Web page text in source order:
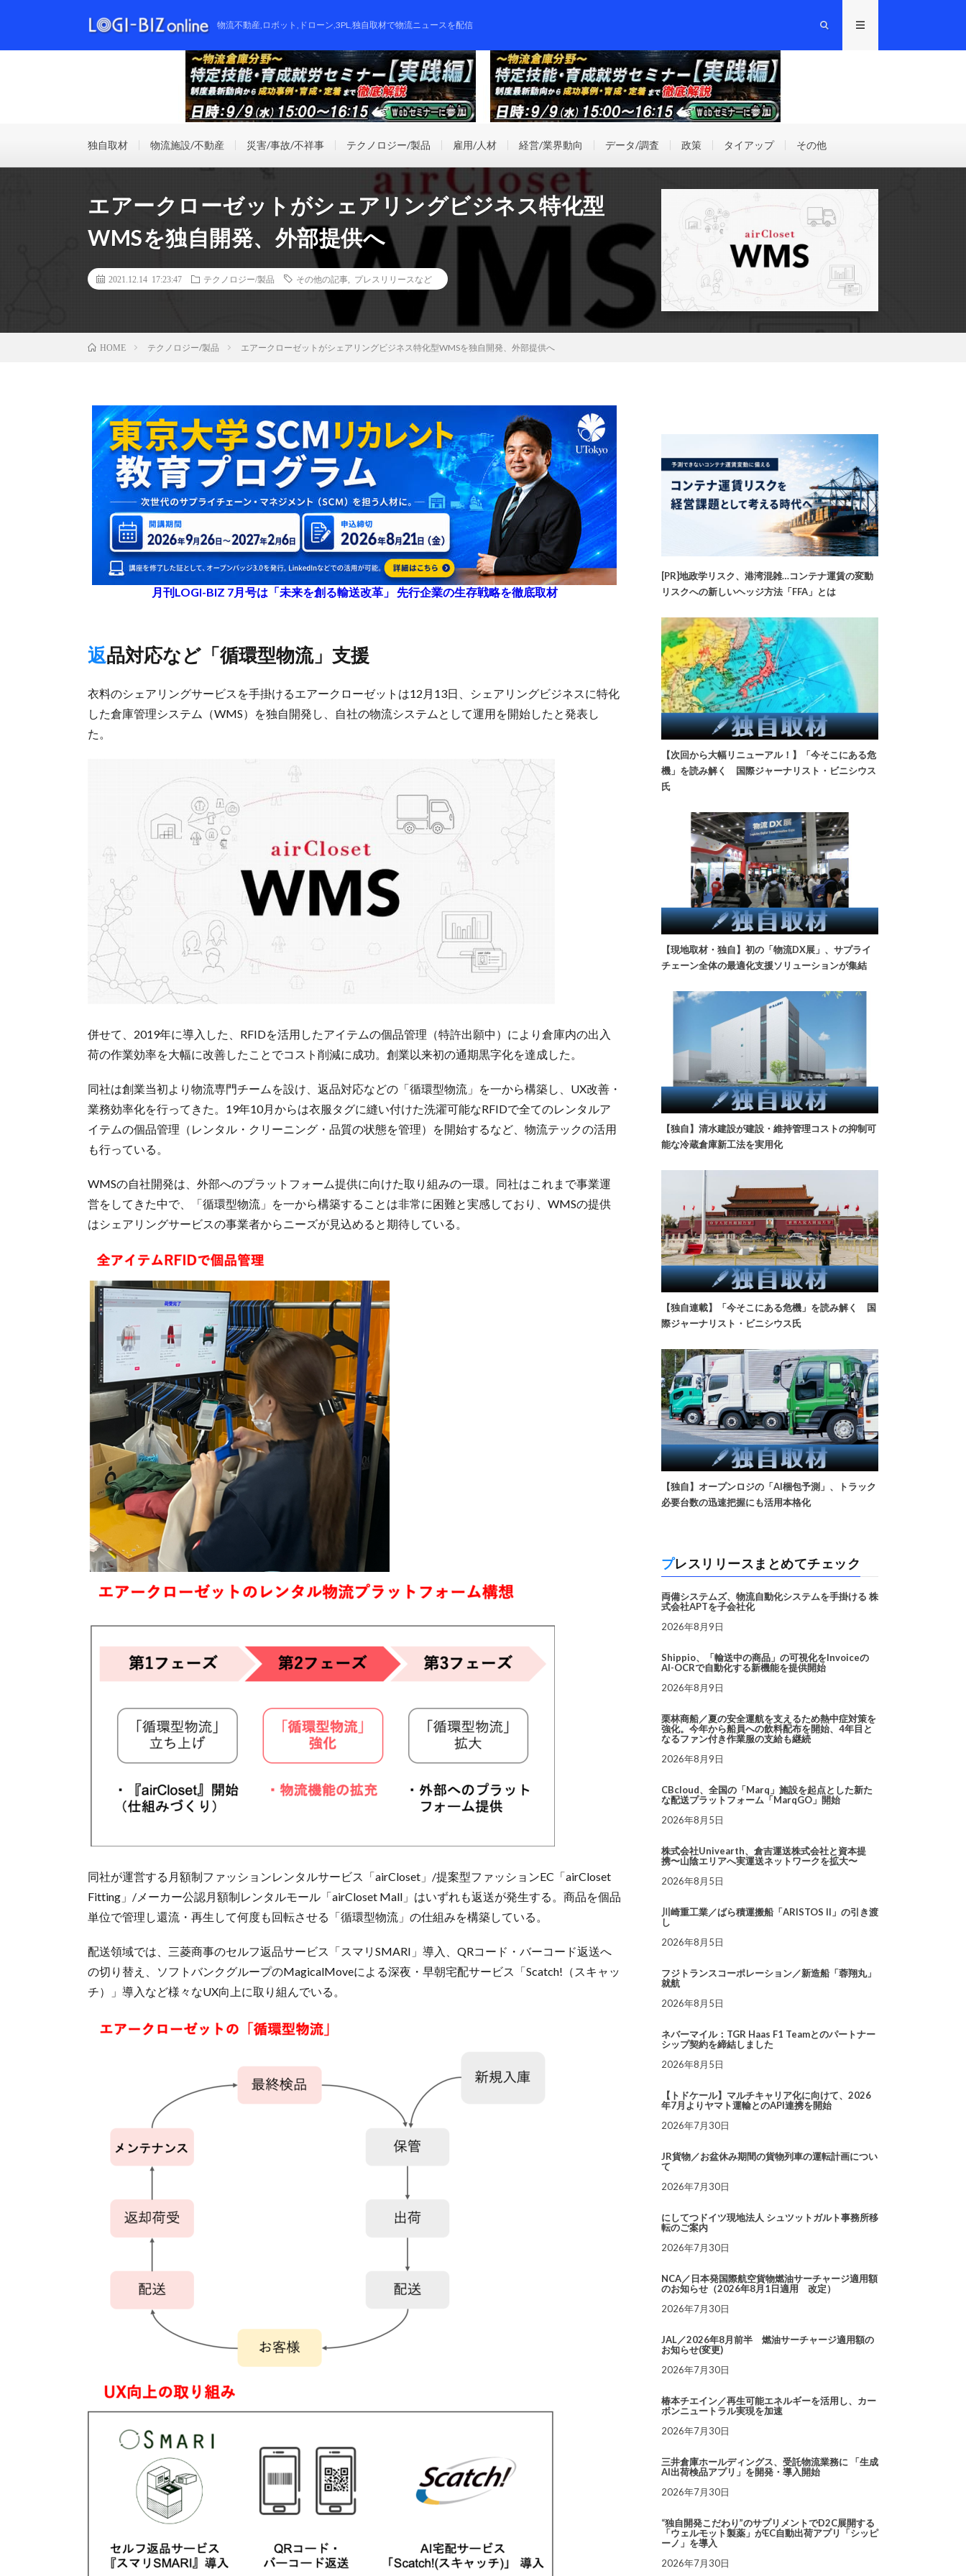
物流不動産,ロボット,ドローン,3PL,独自取材で物流ニュースを配信
独自取材 物流施設/不動産 災害/事故/不祥事 テクノロジー/製品 雇用/人材 経営/業界動向 データ/調査 政策 タイアップ その他
エアークローゼットがシェアリングビジネス特化型
WMSを独自開発、外部提供へ
2021.12.14 17:23:47 テクノロジー/製品 その他の記事 プレスリリースなど
HOME テクノロジー/製品 エアークローゼットがシェアリングビジネス特化型WMSを独自開発、外部提供へ
月刊LOGI-BIZ 7月号は「未来を創る輸送改革」 先行企業の生存戦略を徹底取材
返品対応など「循環型物流」支援
衣料のシェアリングサービスを手掛けるエアークローゼットは12月13日、シェアリングビジネスに特化
した倉庫管理システム（WMS）を独自開発し、自社の物流システムとして運用を開始したと発表し
た。
併せて、2019年に導入した、RFIDを活用したアイテムの個品管理（特許出願中）により倉庫内の出入
荷の作業効率を大幅に改善したことでコスト削減に成功。創業以来初の通期黒字化を達成した。
同社は創業当初より物流専門チームを設け、返品対応などの「循環型物流」を一から構築し、UX改善・
業務効率化を行ってきた。19年10月からは衣服タグに縫い付けた洗濯可能なRFIDで全てのレンタルア
イテムの個品管理（レンタル・クリーニング・品質の状態を管理）を開始するなど、物流テックの活用
も行っている。
WMSの自社開発は、外部へのプラットフォーム提供に向けた取り組みの一環。同社はこれまで事業運
営をしてきた中で、「循環型物流」を一から構築することは非常に困難と実感しており、WMSの提供
はシェアリングサービスの事業者からニーズが見込めると期待している。
同社が運営する月額制ファッションレンタルサービス「airCloset」/提案型ファッションEC「airCloset
Fitting」/メーカー公認月額制レンタルモール「airCloset Mall」はいずれも返送が発生する。商品を個品
単位で管理し還流・再生して何度も回転させる「循環型物流」の仕組みを構築している。
配送領域では、三菱商事のセルフ返品サービス「スマリSMARI」導入、QRコード・バーコード返送へ
の切り替え、ソフトバンクグループのMagicalMoveによる深夜・早朝宅配サービス「Scatch!（スキャッ
チ）」導入など様々なUX向上に取り組んでいる。
[PR]地政学リスク、港湾混雑…コンテナ運賃の変動
リスクへの新しいヘッジ方法「FFA」とは
【次回から大幅リニューアル！】「今そこにある危
機」を読み解く 国際ジャーナリスト・ビニシウス
氏
【現地取材・独自】初の「物流DX展」、サプライ
チェーン全体の最適化支援ソリューションが集結
【独自】清水建設が建設・維持管理コストの抑制可
能な冷蔵倉庫新工法を実用化
【独自連載】「今そこにある危機」を読み解く 国
際ジャーナリスト・ビニシウス氏
【独自】オープンロジの「AI梱包予測」、トラック
必要台数の迅速把握にも活用本格化
プレスリリースまとめてチェック
両備システムズ、物流自動化システムを手掛ける 株
式会社APTを子会社化
2026年8月9日
Shippio、「輸送中の商品」の可視化をInvoiceの
AI-OCRで自動化する新機能を提供開始
2026年8月9日
栗林商船／夏の安全運航を支えるため熱中症対策を
強化。今年から船員への飲料配布を開始、4年目と
なるファン付き作業服の支給も継続
2026年8月9日
CBcloud、全国の「Marq」施設を起点とした新た
な配送プラットフォーム「MarqGO」開始
2026年8月5日
株式会社Univearth、倉吉運送株式会社と資本提
携〜山陰エリアへ実運送ネットワークを拡大〜
2026年8月5日
川崎重工業／ばら積運搬船「ARISTOS II」の引き渡
し
2026年8月5日
フジトランスコーポレーション／新造船「蓉翔丸」
就航
2026年8月5日
ネバーマイル：TGR Haas F1 Teamとのパートナー
シップ契約を締結しました
2026年8月5日
【トドケール】マルチキャリア化に向けて、2026
年7月よりヤマト運輸とのAPI連携を開始
2026年7月30日
JR貨物／お盆休み期間の貨物列車の運転計画につい
て
2026年7月30日
にしてつドイツ現地法人 シュツットガルト事務所移
転のご案内
2026年7月30日
NCA／日本発国際航空貨物燃油サーチャージ適用額
のお知らせ（2026年8月1日適用 改定）
2026年7月30日
JAL／2026年8月前半 燃油サーチャージ適用額の
お知らせ(変更)
2026年7月30日
椿本チエイン／再生可能エネルギーを活用し、カー
ボンニュートラル実現を加速
2026年7月30日
三井倉庫ホールディングス、受託物流業務に 「生成
AI出荷検品アプリ」を開発・導入開始
2026年7月30日
“独自開発こだわり”のサプリメントでD2C展開する
「ウェルモット製薬」がEC自動出荷アプリ「シッピ
ーノ」を導入
2026年7月30日